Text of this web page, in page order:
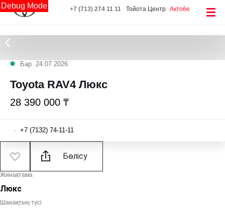
Debug Mode +7 (713) 274 11 11 Тойота Центр Актобе
Бар 24.07.2026
Toyota RAV4 Люкс
28 390 000 ₸
· +7 (7132) 74-11-11
Бөлісу
Жинақтама
Люкс
Шанақтың түсі